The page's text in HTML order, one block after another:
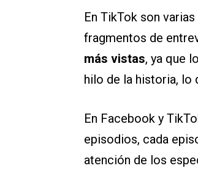
En TikTok son
fragmentos de
más vistas, ya que
hilo de la historia, lo
En Facebook y
episodios, cada
atención de los